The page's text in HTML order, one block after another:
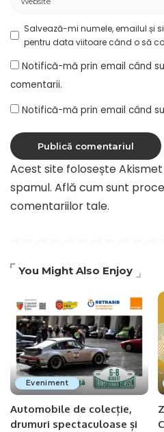
Salvează-mi numele, emailul și
pentru data viitoare când o să
Notifică-mă prin email când
comentarii.
Notifică-mă prin email când
Acest site folosește
spamul. Află cum sunt
comentariilor tale.
You Might Also Enjoy
Eveniment
Automobile de colecție,
drumuri spectaculoase și